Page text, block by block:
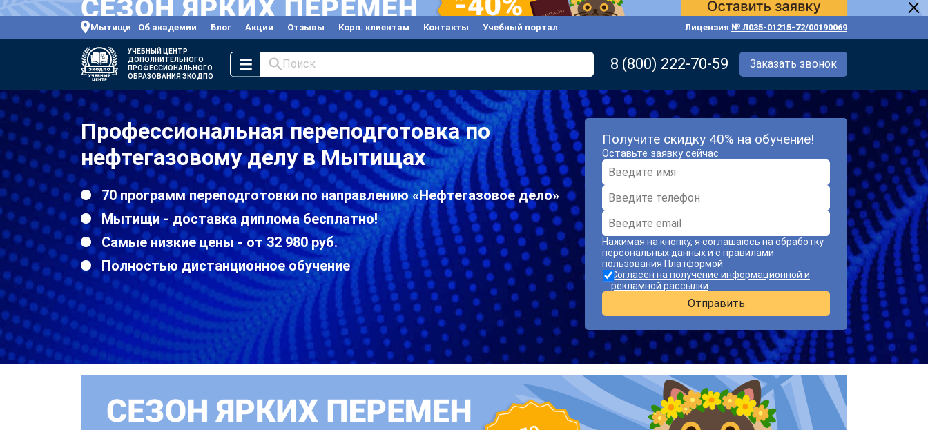
Мытищи Об академии Блог Акции Отзывы Корп. клиентам Контакты Учебный портал Лицензия № Л035-01215-72/00190069
УЧЕБНЫЙ ЦЕНТР
ДОПОЛНИТЕЛЬНОГО
ПРОФЕССИОНАЛЬНОГО
ОБРАЗОВАНИЯ ЭКОДПО
Поиск 8 (800) 222-70-59 Заказать звонок
Профессиональная переподготовка по
нефтегазовому делу в Мытищах
70 программ переподготовки по направлению «Нефтегазовое дело»
Мытищи - доставка диплома бесплатно!
Самые низкие цены - от 32 980 руб.
Полностью дистанционное обучение
Получите скидку 40% на обучение!
Оставьте заявку сейчас
Нажимая на кнопку, я соглашаюсь на обработку
персональных данныхи с правилами
пользования Платформой
Согласен на получение информационной и
рекламной рассылки
Отправить